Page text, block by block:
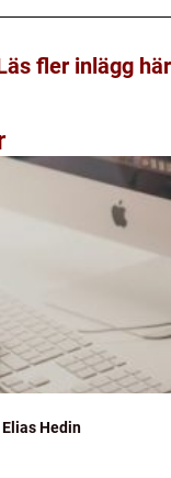
fler inlägg här
Elias Hedin